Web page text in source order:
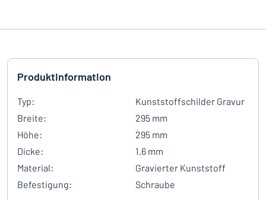
Produktinformation
Typ:
Kunststoffschilder Gravur
Breite:
295 mm
Höhe:
295 mm
Dicke:
1,6 mm
Material:
Gravierter Kunststoff
Befestigung:
Schraube